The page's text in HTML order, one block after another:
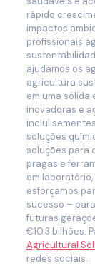
rápido
impactos
profissionais
ajudamos os
agricultura
em uma sólida
inovadoras e
inclui
soluções
soluções para
pragas e
em
esforçamos
sucesso –
futuras
€10.3 bilhões.
Agricultural
redes sociais.